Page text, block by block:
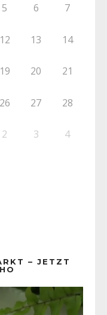
5 6 7
12 13 14
19 20 21
26 27 28
2 3 4
– JETZT